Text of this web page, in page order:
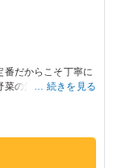
番だからこそ丁寧に
菜の炊き合わせや出
続きを見る